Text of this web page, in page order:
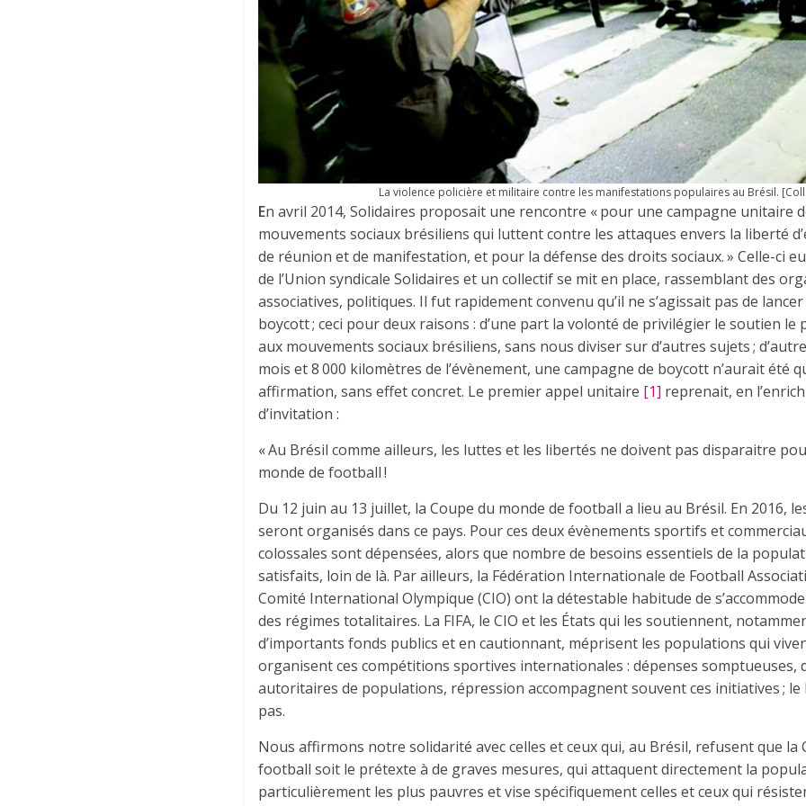
La violence policière et militaire contre les manifestations populaires au Brésil.
En avril 2014, Solidaires proposait une rencontre « pour une campagne unitaire
mouvements sociaux brésiliens qui luttent contre les attaques envers la liberté
de réunion et de manifestation, et pour la défense des droits sociaux. » Celle-ci
de l’Union syndicale Solidaires et un collectif se mit en place, rassemblant des
associatives, politiques. Il fut rapidement convenu qu’il ne s’agissait pas de
boycott ; ceci pour deux raisons : d’une part la volonté de privilégier le soutien le
aux mouvements sociaux brésiliens, sans nous diviser sur d’autres sujets ;
mois et 8 000 kilomètres de l’évènement, une campagne de boycott n’aurait été
affirmation, sans effet concret. Le premier appel unitaire [1] reprenait, en
d’invitation :
« Au Brésil comme ailleurs, les luttes et les libertés ne doivent pas disparaitre
monde de football !
Du 12 juin au 13 juillet, la Coupe du monde de football a lieu au Brésil. En 2016,
seront organisés dans ce pays. Pour ces deux évènements sportifs et
colossales sont dépensées, alors que nombre de besoins essentiels de la
satisfaits, loin de là. Par ailleurs, la Fédération Internationale de Football
Comité International Olympique (CIO) ont la détestable habitude de
des régimes totalitaires. La FIFA, le CIO et les États qui les soutiennent,
d’importants fonds publics et en cautionnant, méprisent les populations qui
organisent ces compétitions sportives internationales : dépenses somptueuses,
autoritaires de populations, répression accompagnent souvent ces initiatives ; le
pas.
Nous affirmons notre solidarité avec celles et ceux qui, au Brésil, refusent que la
football soit le prétexte à de graves mesures, qui attaquent directement la
particulièrement les plus pauvres et vise spécifiquement celles et ceux qui